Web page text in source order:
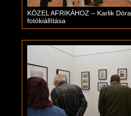
KÖZEL AFRIKÁHOZ – Karlik Dóra
fotókiállítása